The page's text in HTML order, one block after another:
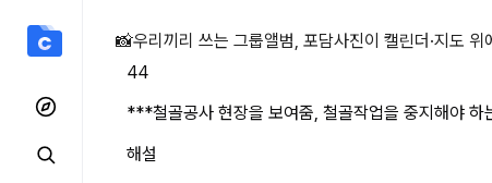
***철골공사 현장을 보여줌
📸우리끼리 쓰는 그룹앨범, 포담사진이 캘린더·지도
44
***철골공사 현장을 보여줌, 철골작업을 중지해야 하
해설